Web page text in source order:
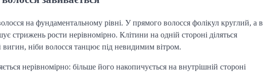
на фундаментальному рівні. У прямого волосся фолікул круглий, а в
рости нерівномірно. Клітини на одній стороні діляться
ніби волосся танцює під невидимим вітром.
нерівномірно: більше його накопичується на внутрішній стороні